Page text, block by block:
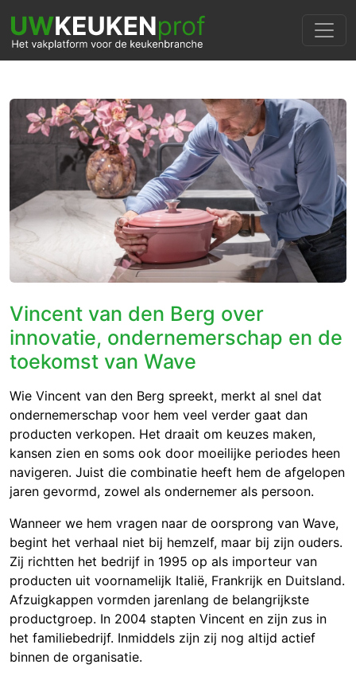
Vincent van den Berg over
innovatie, ondernemerschap en de
toekomst van Wave
Wie Vincent van den Berg spreekt, merkt al snel dat
ondernemerschap voor hem veel verder gaat dan
producten verkopen. Het draait om keuzes maken,
kansen zien en soms ook door moeilijke periodes heen
navigeren. Juist die combinatie heeft hem de afgelopen
jaren gevormd, zowel als ondernemer als persoon.
Wanneer we hem vragen naar de oorsprong van Wave,
begint het verhaal niet bij hemzelf, maar bij zijn ouders.
Zij richtten het bedrijf in 1995 op als importeur van
producten uit voornamelijk Italië, Frankrijk en Duitsland.
Afzuigkappen vormden jarenlang de belangrijkste
productgroep. In 2004 stapten Vincent en zijn zus in
het familiebedrijf. Inmiddels zijn zij nog altijd actief
binnen de organisatie.